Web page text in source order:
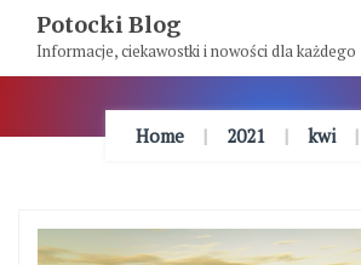
Content
Potocki Blog
Informacje, ciekawostki i nowości dla każdego
Home 2021 kwi